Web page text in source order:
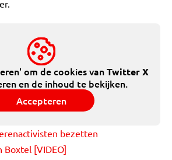
om de cookies vanTwitter X
en de inhoud te bekijken.
Accepteren
bezetten
Boxtel [VIDEO]